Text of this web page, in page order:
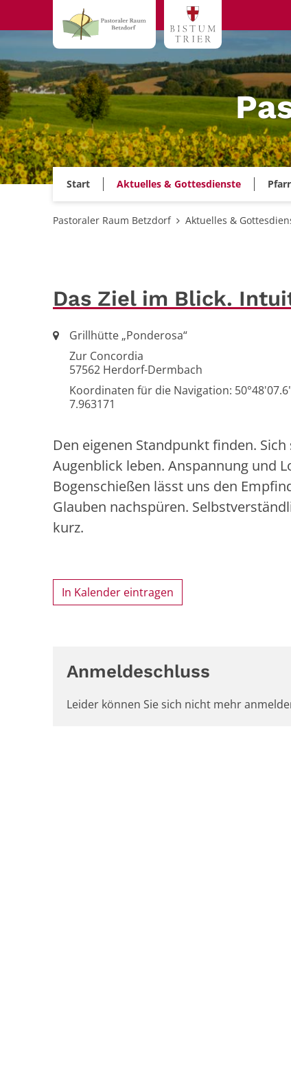
Zum Inhalt springen
Start Aktuelles & Gottesdienste
Pastoraler Raum Betzdorf Aktuelles &
Das Ziel im Blick.
Ort:Grillhütte „Ponderosa“
Zur Concordia
57562 Herdorf-Dermbach
Koordinaten für die Navigation:
7.963171
Den eigenen Standpunkt finden.
Augenblick leben. Anspannung und
Bogenschießen lässt uns den
Glauben nachspüren.
kurz.
In Kalender eintragen
Anmeldeschluss
Leider können Sie sich nicht mehr